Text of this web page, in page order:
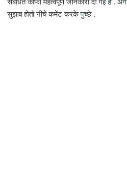
संबंधित काफी महत्वपूर्ण जानकारी दी गई है .
सुझाव होतो नीचे कमेंट करके पुच्छे .